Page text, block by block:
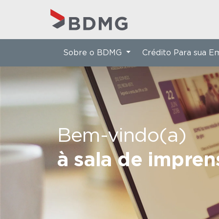
Bem-vindo(a)
à sala de
Sobre o BDMG Crédito Para sua